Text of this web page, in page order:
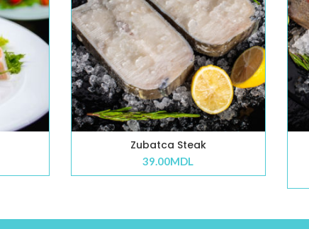
Zubatca Steak
39.00MDL